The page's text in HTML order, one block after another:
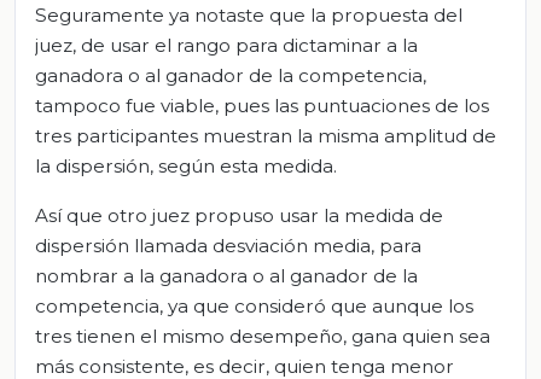
Seguramente ya notaste que la propuesta del
juez, de usar el rango para dictaminar a la
ganadora o al ganador de la competencia,
tampoco fue viable, pues las puntuaciones de los
tres participantes muestran la misma amplitud de
la dispersión, según esta medida.
Así que otro juez propuso usar la medida de
dispersión llamada desviación media, para
nombrar a la ganadora o al ganador de la
competencia, ya que consideró que aunque los
tres tienen el mismo desempeño, gana quien sea
más consistente, es decir, quien tenga menor